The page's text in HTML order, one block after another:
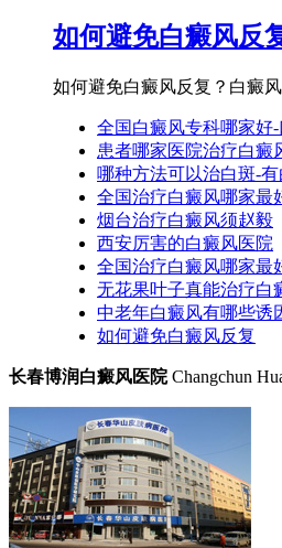
如何避免白癜风反
如何避免白癜风反复？白癜
全国白癜风专科哪家好
患者哪家医院治疗白癜
哪种方法可以治白斑-
全国治疗白癜风哪家最
烟台治疗白癜风须赵毅
西安厉害的白癜风医院
全国治疗白癜风哪家最
无花果叶子真能治疗白
中老年白癜风有哪些诱
如何避免白癜风反复
长春博润白癜风医院 Changchun